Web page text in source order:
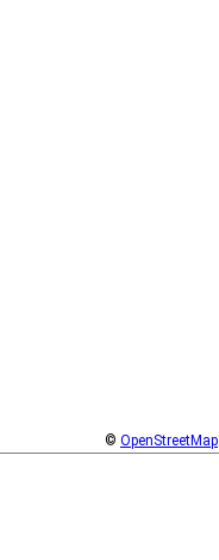
© OpenStreetMap